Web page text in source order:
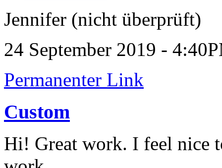
Jennifer (nicht überprüft)
24 September 2019 -
Permanenter Link
Custom
Hi! Great work. I feel nice